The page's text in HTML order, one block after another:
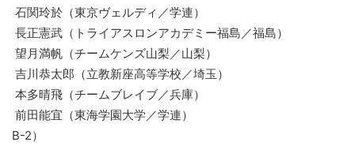
石関玲於（東京ヴェルディ／学連）
長正憲武（トライアスロンアカデミー福島／福島）
望月満帆（チームケンズ山梨／山梨）
吉川恭太郎（立教新座高等学校／埼玉）
本多晴飛（チームブレイブ／兵庫）
前田能宜（東海学園大学／学連）
B-2）